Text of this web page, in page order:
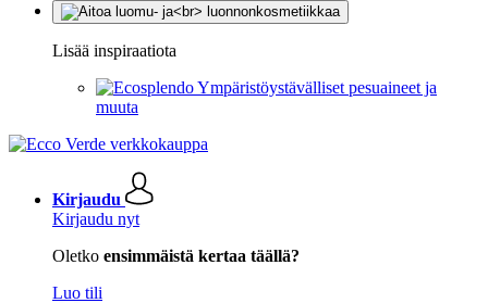
Lisää inspiraatiota
Ympäristöystävälliset pesuaineet ja
muuta
Kirjaudu
Kirjaudu nyt
Oletko ensimmäistä kertaa täällä?
Luo tili